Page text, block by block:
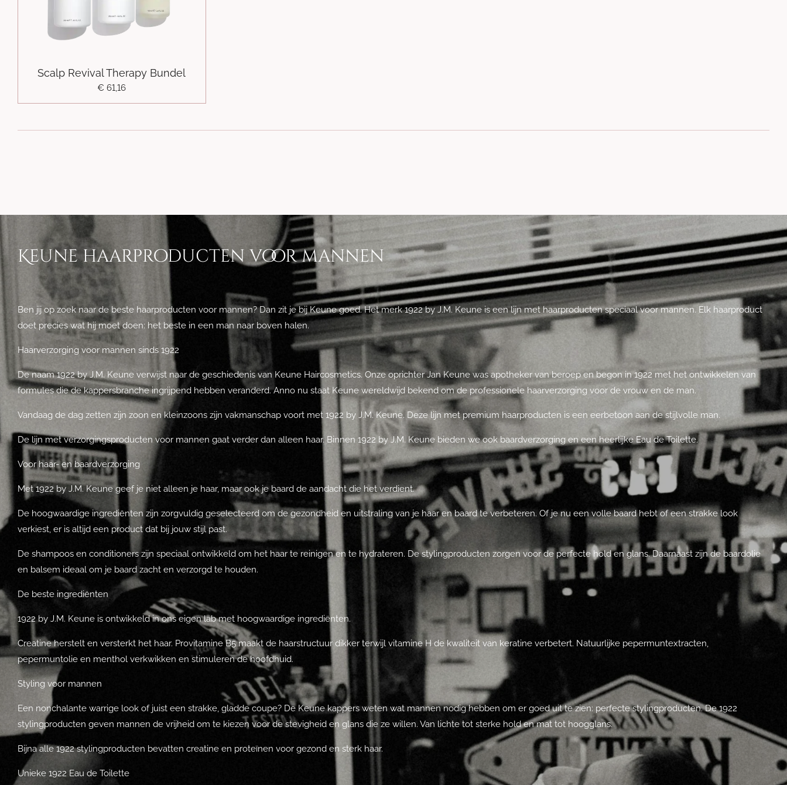
Scalp Revival Therapy Bundel
€ 61,16
Keune haarproducten voor mannen
Ben jij op zoek naar de beste haarproducten voor mannen? Dan zit je bij Keune goed. Het merk 1922 by J.M. Keune is een lijn met haarproducten speciaal voor mannen. Elk haarproduct
doet precies wat hij moet doen: het beste in een man naar boven halen.
Haarverzorging voor mannen sinds 1922
De naam 1922 by J.M. Keune verwijst naar de geschiedenis van Keune Haircosmetics. Onze oprichter Jan Keune was apotheker van beroep en begon in 1922 met het ontwikkelen van
formules die de kappersbranche ingrijpend hebben veranderd. Anno nu staat Keune wereldwijd bekend om de professionele haarverzorging voor de vrouw en de man.
Vandaag de dag zetten zijn zoon en kleinzoons zijn vakmanschap voort met 1922 by J.M. Keune. Deze lijn met premium haarproducten is een eerbetoon aan de stijlvolle man.
De lijn met verzorgingsproducten voor mannen gaat verder dan alleen haar. Binnen 1922 by J.M. Keune bieden we ook baardverzorging en een heerlijke Eau de Toilette.
Voor haar- en baardverzorging
Met 1922 by J.M. Keune geef je niet alleen je haar, maar ook je baard de aandacht die het verdient.
De hoogwaardige ingrediënten zijn zorgvuldig geselecteerd om de gezondheid en uitstraling van je haar en baard te verbeteren. Of je nu een volle baard hebt of een strakke look
verkiest, er is altijd een product dat bij jouw stijl past.
De shampoos en conditioners zijn speciaal ontwikkeld om het haar te reinigen en te hydrateren. De stylingproducten zorgen voor de perfecte hold en glans. Daarnaast zijn de baardolie
en balsem ideaal om je baard zacht en verzorgd te houden.
De beste ingrediënten
1922 by J.M. Keune is ontwikkeld in ons eigen lab met hoogwaardige ingrediënten.
Creatine herstelt en versterkt het haar. Provitamine B5 maakt de haarstructuur dikker terwijl vitamine H de kwaliteit van keratine verbetert. Natuurlijke pepermuntextracten,
pepermuntolie en menthol verkwikken en stimuleren de hoofdhuid.
Styling voor mannen
Een nonchalante warrige look of juist een strakke, gladde coupe? De Keune kappers weten wat mannen nodig hebben om er goed uit te zien: perfecte stylingproducten. De 1922
stylingproducten geven mannen de vrijheid om te kiezen voor de stevigheid en glans die ze willen. Van lichte tot sterke hold en mat tot hoogglans.
Bijna alle 1922 stylingproducten bevatten creatine en proteïnen voor gezond en sterk haar.
Unieke 1922 Eau de Toilette